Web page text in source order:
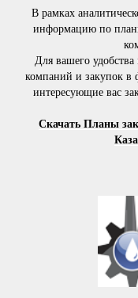
В рамках
информацию по
Для вашего
компаний и закупок в
интересующие вас
Скачать Планы